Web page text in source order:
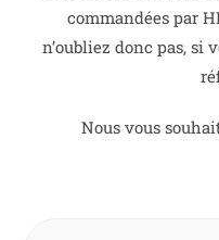
commandées par
n’oubliez donc pas, si
Nous vous